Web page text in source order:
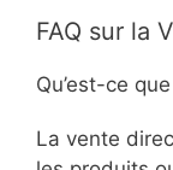
FAQ sur la
Qu’est-ce
La vente